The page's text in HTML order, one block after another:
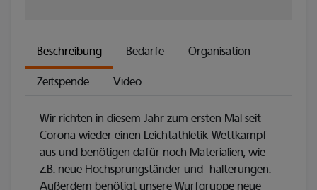
Beschreibung Bedarfe Organisation
Zeitspende Video
Wir richten in diesem Jahr zum ersten Mal seit
Corona wieder einen Leichtathletik-Wettkampf
aus und benötigen dafür noch Materialien, wie
z.B. neue Hochsprungständer und -halterungen.
Außerdem benötigt unsere Wurfgruppe neue